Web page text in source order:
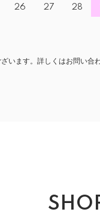
26 27 28
います。詳しくはお問い合